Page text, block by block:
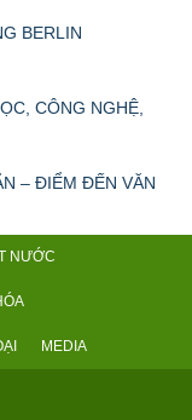
BERLIN
CÔNG NGHỆ,
– ĐIỂM ĐẾN VĂN
NƯỚC
MEDIA